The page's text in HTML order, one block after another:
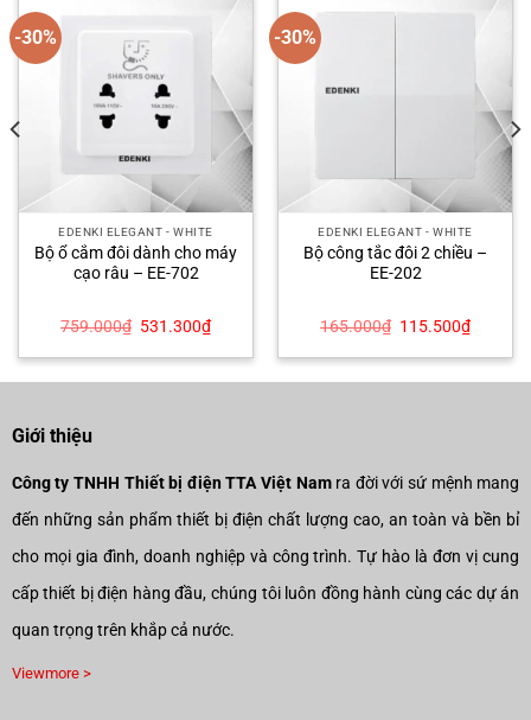
-30%
EDENKI ELEGANT - WHITE
Bộ ổ cắm đôi dành cho máy
cạo râu – EE-702
759.000₫ Giá
là:
531.300₫Giá
hiện
tại
531.300₫.
-30%
EDENKI ELEGANT - WHITE
Bộ công tắc đôi 2 chiều –
EE-202
165.000₫ Giá
là:
115.500₫Giá
hiện
tại
Giới thiệu
Công ty TNHH Thiết bị điện TTA Việt Namra đời với sứ mệnh mang
đến những sản phẩm thiết bị điện chất lượng cao, an toàn và bền bỉ
cho mọi gia đình, doanh nghiệp và công trình. Tự hào là đơn vị cung
cấp thiết bị điện hàng đầu, chúng tôi luôn đồng hành cùng các dự án
quan trọng trên khắp cả nước.
Viewmore >